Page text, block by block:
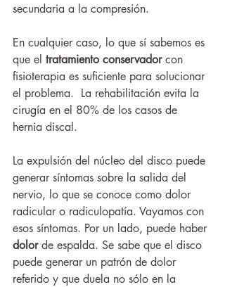
secundaria a la compresión.
En cualquier caso, lo que sí sabemos es
que el tratamiento conservador con
fisioterapia es suficiente para solucionar
el problema.  La rehabilitación evita la
cirugía en el 80% de los casos de
hernia discal.
La expulsión del núcleo del disco puede
generar síntomas sobre la salida del
nervio, lo que se conoce como dolor
radicular o radiculopatía. Vayamos con
esos síntomas. Por un lado, puede haber
dolor de espalda. Se sabe que el disco
puede generar un patrón de dolor
referido y que duela no sólo en la